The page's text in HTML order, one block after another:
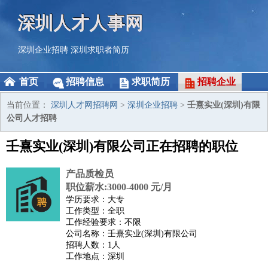
深圳人才人事网
深圳企业招聘 深圳求职者简历
首页 招聘信息 求职简历 招聘企业
当前位置： 深圳人才网招聘网 > 深圳企业招聘 > 壬熹实业(深圳)有限
公司人才招聘
壬熹实业(深圳)有限公司正在招聘的职位
产品质检员
职位薪水:3000-4000 元/月
学历要求：大专
工作类型：全职
工作经验要求：不限
公司名称：壬熹实业(深圳)有限公司
招聘人数：1人
工作地点：深圳